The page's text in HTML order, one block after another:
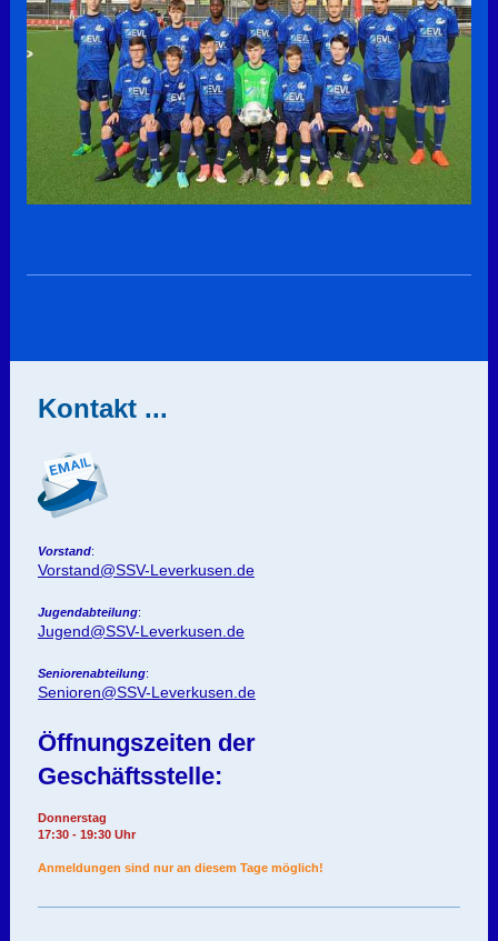
Kontakt ...
Vorstand:
Vorstand@SSV-Leverkusen.de
Jugendabteilung:
Jugend@SSV-Leverkusen.de
Seniorenabteilung:
Senioren@SSV-Leverkusen.de
Öffnungszeiten der
Geschäftsstelle:
Donnerstag
17:30 - 19:30 Uhr
Anmeldungen sind nur an diesem Tage möglich!